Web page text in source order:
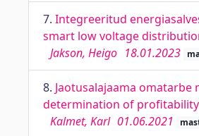
7. Integreeritud
smart low voltage
Jakson, Heigo 18.01.2023
8. Jaotusalajaama
determination of
Kalmet, Karl 01.06.2021